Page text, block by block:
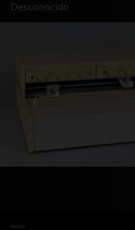
Desconocido
Inicio